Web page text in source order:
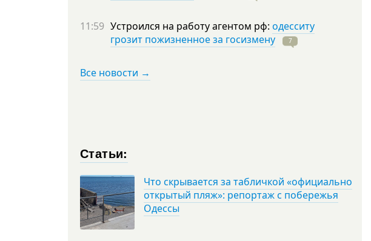
11:59 Устроился на работу агентом рф: одесситу
грозит пожизненное за госизмену
7
Все новости →
Статьи:
Что скрывается за табличкой «официально
открытый пляж»: репортаж с побережья
Одессы